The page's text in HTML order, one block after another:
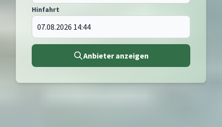
Hinfahrt
Anbieter anzeigen